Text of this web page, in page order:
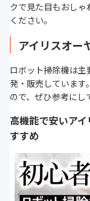
クで見た目もおしゃ
ください。
アイリスオー
ロボット掃除機は
発・販売しています。
ので、ぜひ参考にし
高機能で安いア
すすめ